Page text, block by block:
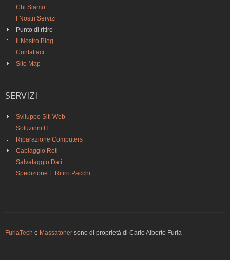
Chi Siamo
I Nostri Servizi
Punto di ritiro
Il Nostro Blog
Contattaci
Site Map
SERVIZI
Sviluppo Siti Web
Soluzioni IT
Riparazione Computers
Cablaggio Reti
Salvataggio Dati
Spedizione E Ritiro Pacchi
FuriaTech e Massatoner sono di proprietà di Carlo Alberto Furia